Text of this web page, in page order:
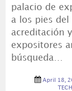
palacio de
a los pies del
acreditación
expositores
búsqueda…
April 18,
TECH